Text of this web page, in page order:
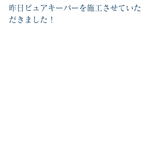
昨日ピュアキーパーを施工させていた
だきました！